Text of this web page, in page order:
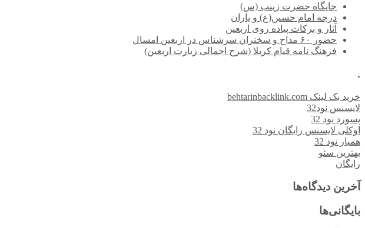
جایگاه حضرت زینب (س)
درجه امام حسین(ع) و یاران
آثار و برکات پیاده روی اربعین
حضور ۶۰ مداح و سخنران سرشناس در اربعین امسال
فرهنگ نامه قیام کربلا (شرح اجمالی زیارت اربعین)
.
خرید بک لینک behtarinbacklink.com
لایسنس نود32
پسورد نود 32
اوکلی لایسنس رایگان نود 32
همیار نود 32
بهترین سئو
رایگان
آخرین دیدگاه‌ها
بایگانی‌ها